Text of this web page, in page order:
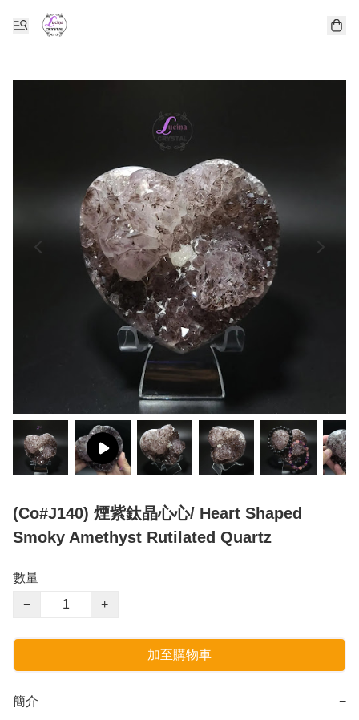
(Co#J140) 煙紫鈦晶心心/ Heart Shaped
Smoky Amethyst Rutilated Quartz
數量
−
+
加至購物車
簡介 −